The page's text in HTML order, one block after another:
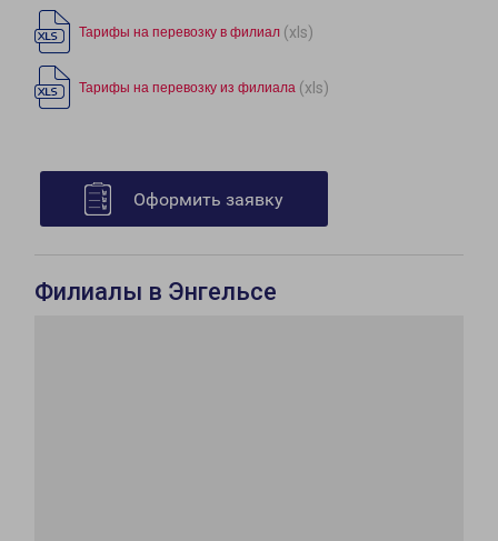
Тарифы на перевозку в филиал (xls)
Тарифы на перевозку из филиала (xls)
Оформить заявку
Филиалы в Энгельсе